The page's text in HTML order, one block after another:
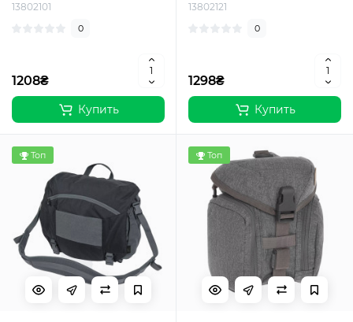
13802101
0
1208₴
Купить
13802121
0
1298₴
Купить
Топ Топ